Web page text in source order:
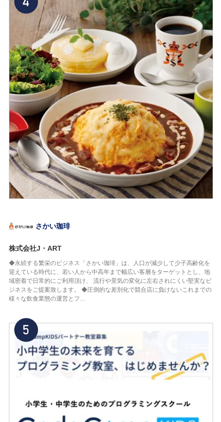
さかい珈琲
株式会社J・ART
◆永続する繁栄のビジネス「さかい珈琲」は、人口が減少して少子高齢化を
迎えている時代に、若い人から中高年まで幅広い客層をターゲットとし、地
域密着で日常的にご利用頂け、 流行や景気の変化に左右されにくい堅実なビ
ジネスをご提案致します。 ◆圧倒的な差別化で競合店に負けないこれまでの
様々な飲食業態の運営とフ…